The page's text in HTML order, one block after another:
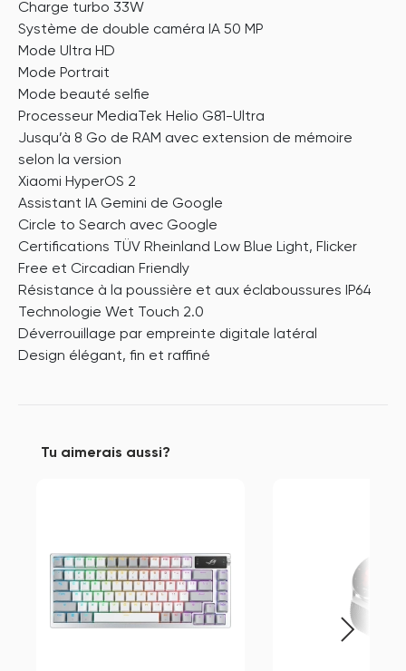
Charge turbo 33W
Système de double caméra IA 50 MP
Mode Ultra HD
Mode Portrait
Mode beauté selfie
Processeur MediaTek Helio G81-Ultra
Jusqu’à 8 Go de RAM avec extension de mémoire
selon la version
Xiaomi HyperOS 2
Assistant IA Gemini de Google
Circle to Search avec Google
Certifications TÜV Rheinland Low Blue Light, Flicker
Free et Circadian Friendly
Résistance à la poussière et aux éclaboussures IP64
Technologie Wet Touch 2.0
Déverrouillage par empreinte digitale latéral
Design élégant, fin et raffiné
Tu aimerais aussi?